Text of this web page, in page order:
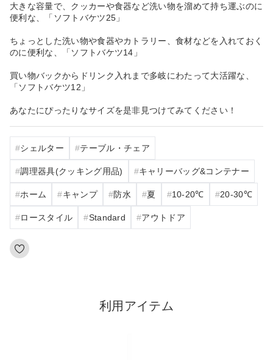
大きな容量で、クッカーや食器など洗い物を溜めて持ち運ぶのに
便利な、「ソフトバケツ25」
ちょっとした洗い物や食器やカトラリー、食材などを入れておく
のに便利な、「ソフトバケツ14」
買い物バックからドリンク入れまで多岐にわたって大活躍な、
「ソフトバケツ12」
あなたにぴったりなサイズを是非見つけてみてください！
シェルター テーブル・チェア
調理器具(クッキング用品) キャリーバッグ&コンテナー
ホーム キャンプ 防水 夏 10‐20℃ 20‐30℃
ロースタイル Standard アウトドア
利用アイテム